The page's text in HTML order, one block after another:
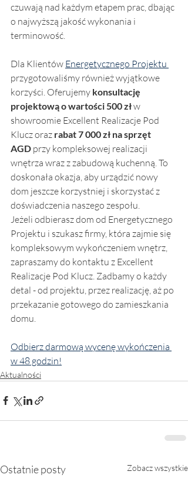
czuwają nad każdym etapem prac, dbając
o najwyższą jakość wykonania i
terminowość.
Dla Klientów Energetycznego Projektu
przygotowaliśmy również wyjątkowe
korzyści. Oferujemy konsultację
projektową o wartości 500 zł w
showroomie Excellent Realizacje Pod
Klucz oraz rabat 7 000 zł na sprzęt
AGD przy kompleksowej realizacji
wnętrza wraz z zabudową kuchenną. To
doskonała okazja, aby urządzić nowy
dom jeszcze korzystniej i skorzystać z
doświadczenia naszego zespołu.
Jeżeli odbierasz dom od Energetycznego
Projektu i szukasz firmy, która zajmie się
kompleksowym wykończeniem wnętrz,
zapraszamy do kontaktu z Excellent
Realizacje Pod Klucz. Zadbamy o każdy
detal - od projektu, przez realizację, aż po
przekazanie gotowego do zamieszkania
domu.
Odbierz darmową wycenę wykończenia
w 48 godzin!
Aktualności
Ostatnie posty Zobacz wszystkie